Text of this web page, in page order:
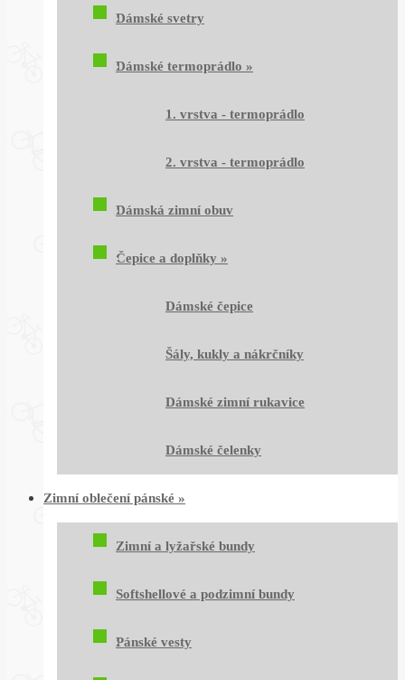
Dámské svetry
Dámské termoprádlo »
1. vrstva - termoprádlo
2. vrstva - termoprádlo
Dámská zimní obuv
Čepice a doplňky »
Dámské čepice
Šály, kukly a nákrčníky
Dámské zimní rukavice
Dámské čelenky
Zimní oblečení pánské »
Zimní a lyžařské bundy
Softshellové a podzimní bundy
Pánské vesty